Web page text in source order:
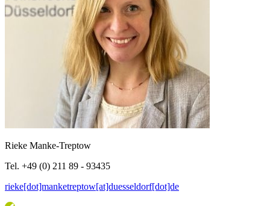
Rieke Manke-Treptow
Tel. +49 (0) 211 89 - 93435
rieke[dot]manketreptow[at]duesseldorf[dot]de